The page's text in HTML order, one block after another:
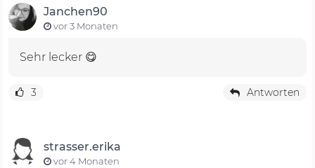
Janchen90
vor 3 Monaten
Sehr lecker 😋
3 Antworten
strasser.erika
vor 4 Monaten